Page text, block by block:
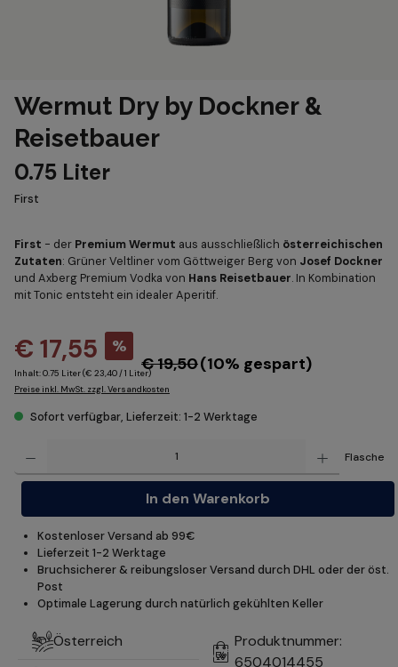
Wermut Dry by Dockner &
Reisetbauer
0.75 Liter
First
First - der Premium Wermut aus ausschließlich österreichischen
Zutaten: Grüner Veltliner vom Göttweiger Berg von Josef Dockner
und Axberg Premium Vodka von Hans Reisetbauer. In Kombination
mit Tonic entsteht ein idealer Aperitif.
€ 17,55
%
€ 19,50(10% gespart)
Inhalt:0.75 Liter(€ 23,40 / 1 Liter)
Preise inkl. MwSt. zzgl. Versandkosten
Sofort verfügbar, Lieferzeit: 1-2 Werktage
Flasche
In den Warenkorb
Kostenloser Versand ab 99€
Lieferzeit 1-2 Werktage
Bruchsicherer & reibungsloser Versand durch DHL oder der öst.
Post
Optimale Lagerung durch natürlich gekühlten Keller
Österreich
Produktnummer:
6504014455